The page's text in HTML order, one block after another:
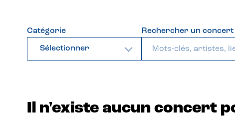
Catégorie
Sélectionner
Rechercher un concert
Il n'existe aucun concert